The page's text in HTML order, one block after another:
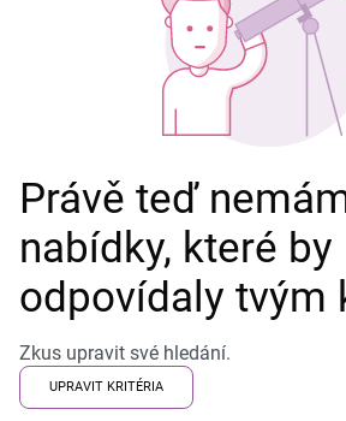
Právě teď
nabídky, které by
odpovídaly tvým
Zkus upravit své hledání.
UPRAVIT KRITÉRIA